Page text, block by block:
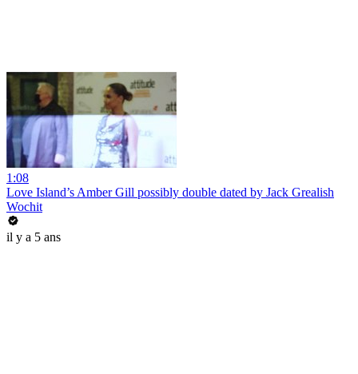
1:08
Love Island’s Amber Gill possibly double dated by Jack Grealish
Wochit
il y a 5 ans